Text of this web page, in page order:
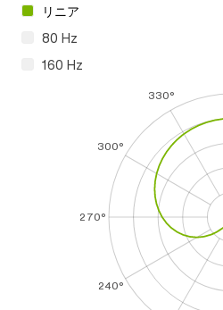
リニア
80 Hz
160 Hz
240°
270°
300°
330°